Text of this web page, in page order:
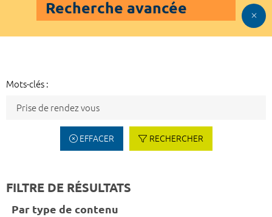
Recherche avancée
Mots-clés :
EFFACER RECHERCHER
FILTRE DE RÉSULTATS
Par type de contenu